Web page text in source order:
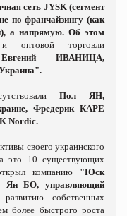
сеть JYSK (сегмент
по франчайзингу (как
а напрямую. Об этом
оптовой торговли
Евгений ИВАНИЦА,
Пол ЯН,
Фредерик КАРЕ
Nordic.
своего украинского
это 10 существующих
компанию "Юск
Ян БО, управляющий
собственных
более быстрого роста